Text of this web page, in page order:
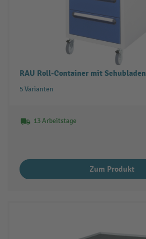
RAU Roll-Container mit Schubladen
5 Varianten
13 Arbeitstage
Zum Produkt